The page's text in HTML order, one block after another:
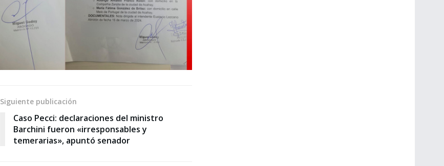
Siguiente publicación
Caso Pecci: declaraciones del ministro
Barchini fueron «irresponsables y
temerarias», apuntó senador